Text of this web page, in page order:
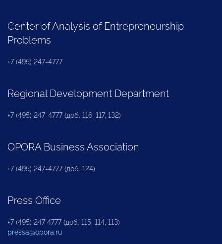
Center of Analysis of Entrepreneurship
Problems
+7 (495) 247-4777
Regional Development Department
+7 (495) 247-4777 (доб. 116, 117, 132)
OPORA Business Association
+7 (495) 247-4777 (доб. 124)
Press Office
+7 (495) 247 4777 (доб. 115, 114, 113)
pressa@opora.ru